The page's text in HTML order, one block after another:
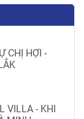
CHỊ HỢI -
VILLA - KHI